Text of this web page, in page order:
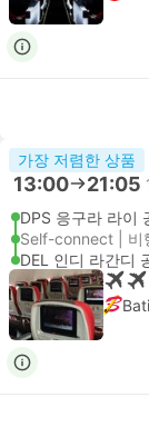
가장 저렴한 상품
13:00 21:05
DPS 응구라 라이
Self-connect | 비
DEL 인디 라간디